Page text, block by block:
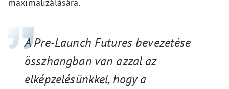
A Pre-Launch Futures bevezetése
összhangban van azzal az
elképzelésünkkel, hogy a